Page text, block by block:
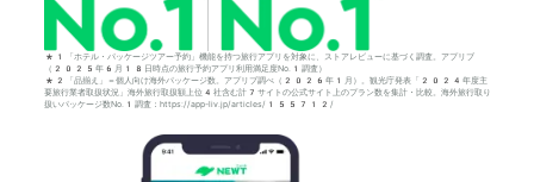
*1「ホテル・パッケージツアー予約」機能を持つ旅行アプリを対象に、ストアレビューに基づく調査。アプリブ
（2025年6月18日時点の旅行予約アプリ利用満足度No.1調査）
*2「品揃え」＝個人向け海外パッケージ数。アプリブ調べ（2026年1月）。観光庁発表「2024年度主
要旅行業者取扱状況」海外旅行取扱額上位4社含む計7サイトの公式サイト上のプラン数を集計・比較。海外旅行取り
扱いパッケージ数No.1調査：https://app-liv.jp/articles/155712/